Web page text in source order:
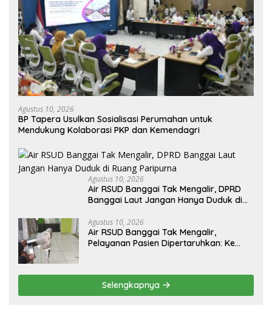
Agustus 10, 2026
BP Tapera Usulkan Sosialisasi Perumahan untuk
Mendukung Kolaborasi PKP dan Kemendagri
Agustus 10, 2026
Air RSUD Banggai Tak Mengalir, DPRD
Banggai Laut Jangan Hanya Duduk di
Agustus 10, 2026
Air RSUD Banggai Tak Mengalir,
Pelayanan Pasien Dipertaruhkan: Ke
Selengkapnya